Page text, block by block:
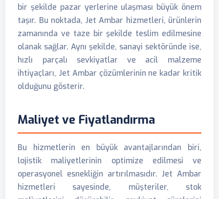
bir şekilde pazar yerlerine ulaşması büyük önem
taşır. Bu noktada, Jet Ambar hizmetleri, ürünlerin
zamanında ve taze bir şekilde teslim edilmesine
olanak sağlar. Aynı şekilde, sanayi sektöründe ise,
hızlı parçalı sevkiyatlar ve acil malzeme
ihtiyaçları, Jet Ambar çözümlerinin ne kadar kritik
olduğunu gösterir.
Maliyet ve Fiyatlandırma
Bu hizmetlerin en büyük avantajlarından biri,
lojistik maliyetlerinin optimize edilmesi ve
operasyonel esnekliğin artırılmasıdır. Jet Ambar
hizmetleri sayesinde, müşteriler, stok